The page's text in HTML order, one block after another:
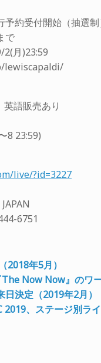
約受付開始（抽選制
で
2(月)23:59
lewiscapaldi/
語販売あり
8 23:59)
live/?id=3227
6751
2018年5月）
Now Now』のワ
決定（2019年2月）
2019、ステージ別ラ